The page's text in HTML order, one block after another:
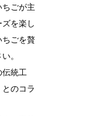
ちごが主
を楽し
ちごを贅
。
伝統工
のコラ